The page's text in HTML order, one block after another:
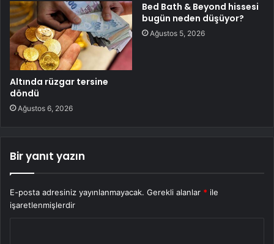
Altında rüzgar tersine
döndü
Ağustos 6, 2026
Bed Bath & Beyond hissesi
bugün neden düşüyor?
Ağustos 5, 2026
Bir yanıt yazın
E-posta adresiniz yayınlanmayacak. Gerekli alanlar * ile
işaretlenmişlerdir